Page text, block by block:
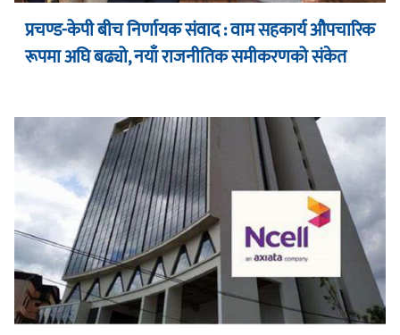
प्रचण्ड-केपी बीच निर्णायक संवाद : वाम सहकार्य औपचारिक
रूपमा अघि बढ्यो, नयाँ राजनीतिक समीकरणको संकेत